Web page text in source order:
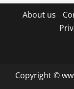
About us
Copyright ©